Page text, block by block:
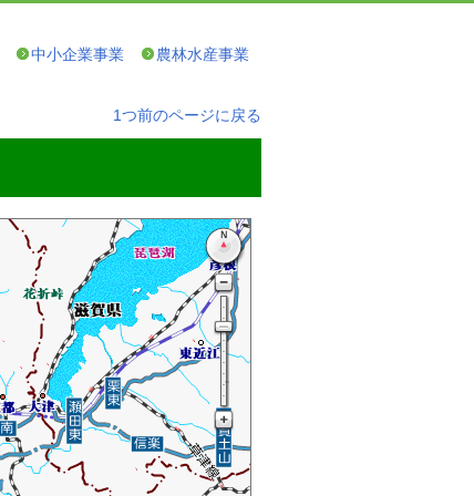
中小企業事業 農林水産事業
1つ前のページに戻る